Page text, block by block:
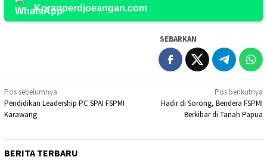
Koranperdjoeangan.com
SEBARKAN
Navigasi
pos
Pos sebelumnya
Pendidikan Leadership PC SPAI FSPMI
Karawang
Pos berikutnya
Hadir di Sorong, Bendera FSPMI
Berkibar di Tanah Papua
BERITA TERBARU